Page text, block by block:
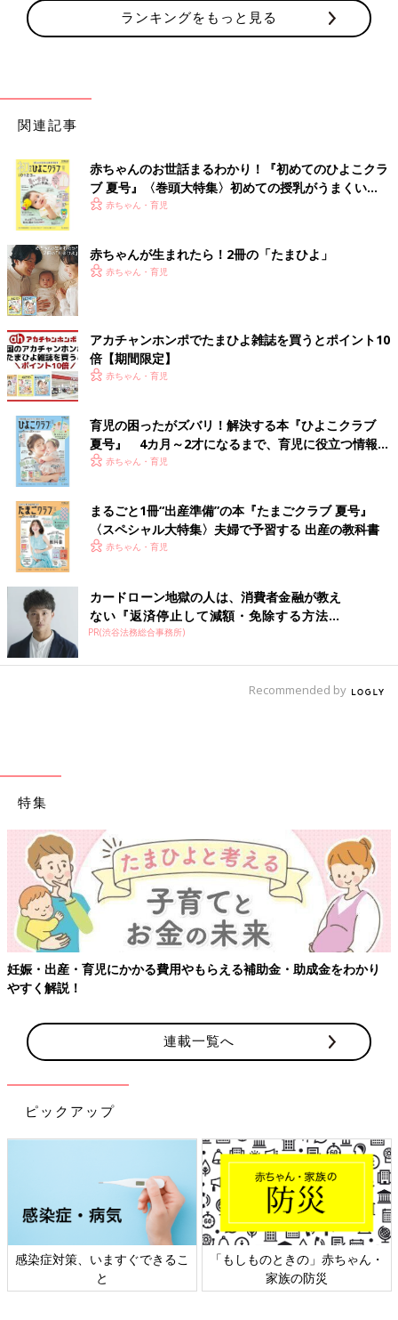
ランキングをもっと見る
関連記事
赤ちゃんのお世話まるわかり！『初めてのひよこクラ
ブ 夏号』〈巻頭大特集〉初めての授乳がうまくい
く！ おっぱい・ミルクの基本と夏のトラブル 解決テ
赤ちゃん・育児
赤ちゃんが生まれたら！2冊の「たまひよ」
赤ちゃん・育児
アカチャンホンポでたまひよ雑誌を買うとポイント10
倍【期間限定】
赤ちゃん・育児
育児の困ったがズバリ！解決する本『ひよこクラブ
夏号』 4カ月～2才になるまで、育児に役立つ情報が
いっぱい！
赤ちゃん・育児
まるごと1冊“出産準備”の本『たまごクラブ 夏号』
〈スペシャル大特集〉夫婦で予習する 出産の教科書
赤ちゃん・育児
カードローン地獄の人は、消費者金融が教え
ない『返済停止して減額・免除する方法』
で...
PR(渋谷法務総合事務所)
Recommended by
特集
【ワクチン接種できるものも】妊婦の感染症対策、知っておいて！
連載一覧へ
ピックアップ
・
日本外来小児科学会リーフレッ
ト検討会
六星占術 細木かおりさんの
相談